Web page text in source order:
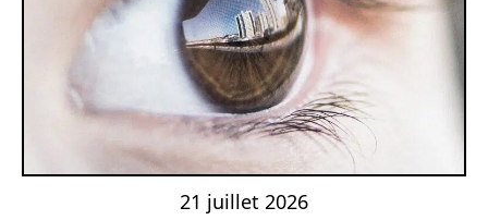
21 juillet 2026